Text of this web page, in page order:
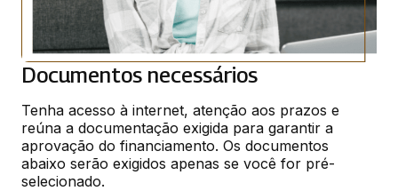
Documentos necessários
Tenha acesso à internet, atenção aos prazos e
reúna a documentação exigida para garantir a
aprovação do financiamento. Os documentos
abaixo serão exigidos apenas se você for pré-
selecionado.